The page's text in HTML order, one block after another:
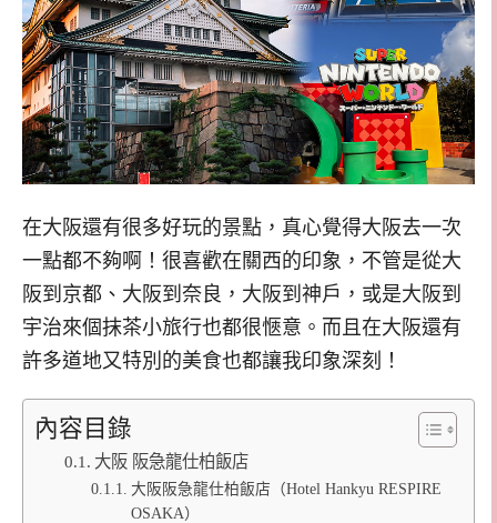
在大阪還有很多好玩的景點，真心覺得大阪去一次
一點都不夠啊！很喜歡在關西的印象，不管是從大
阪到京都、大阪到奈良，大阪到神戶，或是大阪到
宇治來個抹茶小旅行也都很愜意。而且在大阪還有
許多道地又特別的美食也都讓我印象深刻！
內容目錄
大阪 阪急龍仕柏飯店
大阪阪急龍仕柏飯店（Hotel Hankyu RESPIRE
OSAKA）